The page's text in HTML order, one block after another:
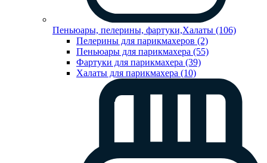
Пеньюары, пелерины, фартуки,Халаты (106)
Пелерины для парикмахеров (2)
Пеньюары для парикмахера (55)
Фартуки для парикмахера (39)
Халаты для парикмахера (10)